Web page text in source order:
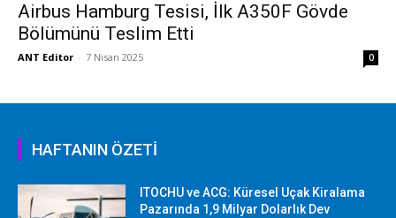
Airbus Hamburg Tesisi, İlk A350F Gövde
Bölümünü Teslim Etti
ANT Editor - 7 Nisan 2025 0
HAFTANIN ÖZETİ
ITOCHU ve ACG: Küresel Uçak Kiralama
Pazarında 1,9 Milyar Dolarlık Dev